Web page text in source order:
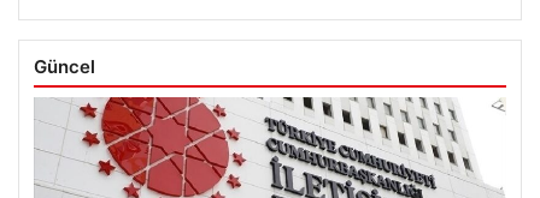
Güncel